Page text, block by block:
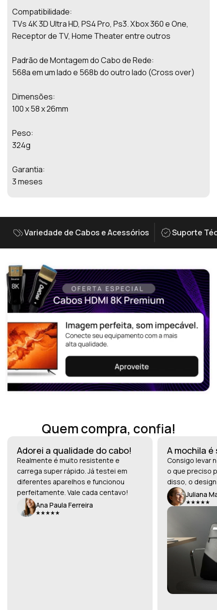
Compatibilidade:
TVs 4K 3D Ultra HD, PS4 Pro, Ps3. Xbox 360 e One,
Receptor de TV, Home Theater entre outros
Padrão de Montagem do Cabo de Rede:
568a em um lado e 568b do outro lado (Cross over)
Dimensões:
100 x 58 x 26mm
Peso:
324g
Garantia:
3 meses
Variedade de Cabos e Acessórios Suporte
Quem compra, confia!
Adorei a qualidade do cabo!
Realmente é muito resistente e
carrega super rápido. Já testei em
diferentes aparelhos e funcionou
perfeitamente. Vale cada centavo!
Ana Paula Ferreira
A mochila
Consigo levar
o que preciso
disso, o
Juliana